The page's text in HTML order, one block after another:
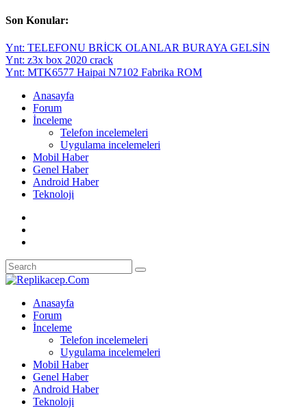
Son Konular:
Ynt: TELEFONU BRİCK OLANLAR BURAYA GELSİN
Ynt: z3x box 2020 crack
Ynt: MTK6577 Haipai N7102 Fabrika ROM
Anasayfa
Forum
İnceleme
Telefon incelemeleri
Uygulama incelemeleri
Mobil Haber
Genel Haber
Android Haber
Teknoloji
Anasayfa
Forum
İnceleme
Telefon incelemeleri
Uygulama incelemeleri
Mobil Haber
Genel Haber
Android Haber
Teknoloji